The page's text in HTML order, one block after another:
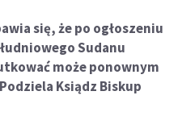
się, że po ogłoszeniu
Sudanu
może ponownym
Ksiądz Biskup